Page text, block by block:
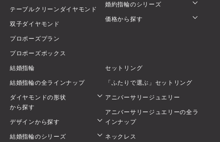
テーブルクリーンダイヤモンド
双子ダイヤモンド
プロポーズプラン
プロポーズボックス
婚約指輪のシリーズ
価格から探す
結婚指輪
結婚指輪の全ラインナップ
ダイヤモンドの形状
から探す
デザインから探す
結婚指輪のシリーズ
セットリング
「ふたりで選ぶ」セットリング
アニバーサリージュエリー
アニバーサリージュエリーの全ラ
インナップ
ネックレス